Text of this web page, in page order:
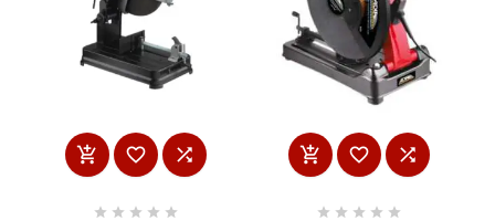
  
    
  
    